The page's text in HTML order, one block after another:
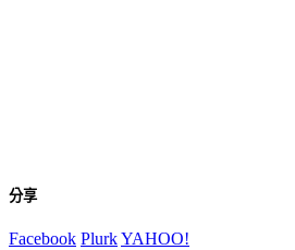
分享
Facebook PlurkYAHOO!